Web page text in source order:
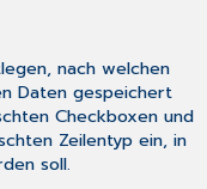
nach welchen
Daten gespeichert
Checkboxen und
Zeilentyp ein, in
soll.